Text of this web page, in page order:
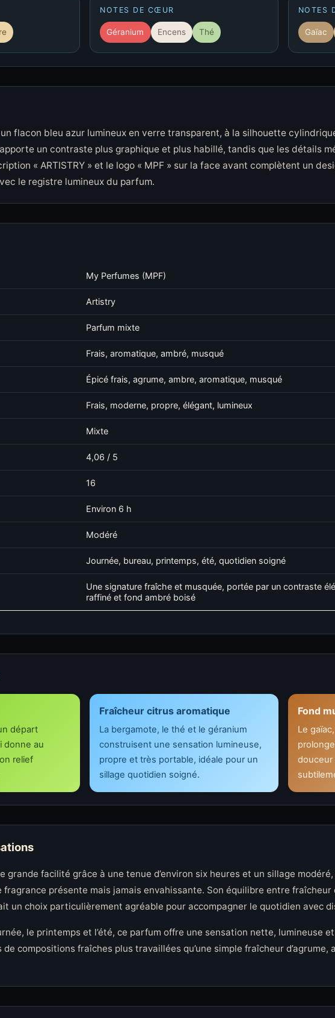
NOTES DE CŒUR
Géranium Encens Thé
NOTES
Gaïac
flacon bleu azur lumineux en verre transparent, à la silhouette
un contraste plus graphique et plus habillé, tandis que les détails
« ARTISTRY » et le logo « MPF » sur la face avant complètent un
le registre lumineux du parfum.
My Perfumes (MPF)
Artistry
Parfum mixte
Frais, aromatique, ambré, musqué
Épicé frais, agrume, ambre, aromatique, musqué
Frais, moderne, propre, élégant, lumineux
Mixte
4,06 / 5
16
Environ 6 h
Modéré
Journée, bureau, printemps, été, quotidien soigné
Une signature fraîche et musquée, portée par un contraste
raffiné et fond ambré boisé
départ
donne au
relief
Fraîcheur citrus aromatique
La bergamote, le thé et le géranium
construisent une sensation lumineuse,
propre et très portable, idéale pour un
sillage quotidien soigné.
Fond
Le
douceur
grande facilité grâce à une tenue d’environ six heures et un sillage
fragrance présente mais jamais envahissante. Son équilibre entre
un choix particulièrement agréable pour accompagner le quotidien avec
le printemps et l’été, ce parfum offre une sensation nette, lumineuse
compositions fraîches plus travaillées qu’une simple fraîcheur